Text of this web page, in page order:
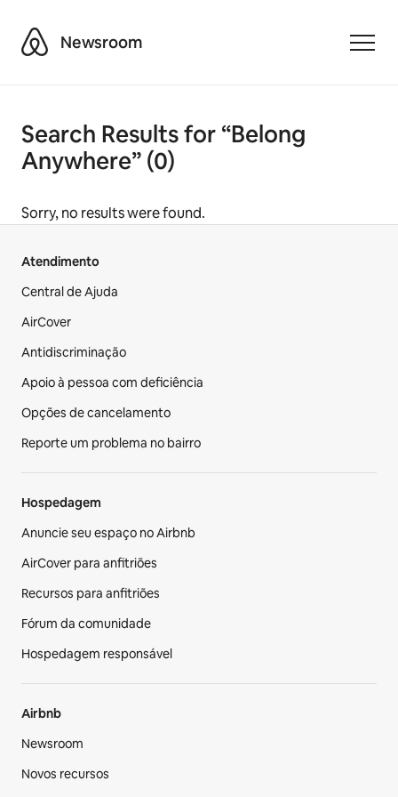
AirbnbNewsroom
Search Results for “Belong
Anywhere” (0)
Sorry, no results were found.
Atendimento
Central de Ajuda
AirCover
Antidiscriminação
Apoio à pessoa com deficiência
Opções de cancelamento
Reporte um problema no bairro
Hospedagem
Anuncie seu espaço no Airbnb
AirCover para anfitriões
Recursos para anfitriões
Fórum da comunidade
Hospedagem responsável
Airbnb
Newsroom
Novos recursos